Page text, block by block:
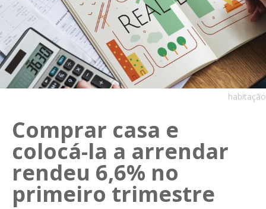
habitação
Comprar casa e
colocá-la a arrendar
rendeu 6,6% no
primeiro trimestre